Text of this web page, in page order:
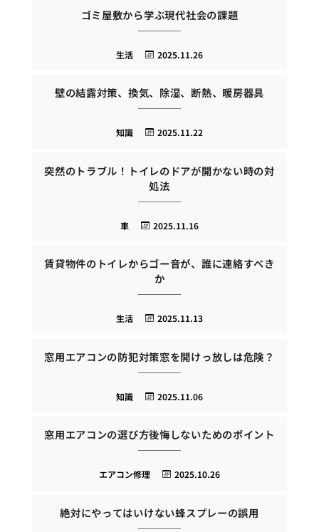
ゴミ屋敷から学ぶ現代社会の課題
2025.11.26
生活
壁の結露対策、換気、除湿、断熱、暖房器具
2025.11.22
知識
突然のトラブル！トイレのドアが開かない時の対
処法
2025.11.16
車
賃貸物件のトイレからゴー音が、誰に連絡すべき
か
2025.11.13
生活
窓用エアコンの防犯対策窓を開けっ放しは危険？
2025.11.06
知識
窓用エアコンの選び方後悔しないためのポイント
2025.10.26
エアコン修理
絶対にやってはいけない蜂スプレーの誤用